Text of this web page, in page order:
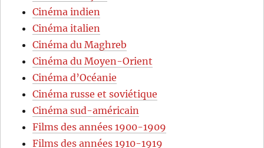
Cinéma indien
Cinéma italien
Cinéma du Maghreb
Cinéma du Moyen-Orient
Cinéma d’Océanie
Cinéma russe et soviétique
Cinéma sud-américain
Films des années 1900-1909
Films des années 1910-1919